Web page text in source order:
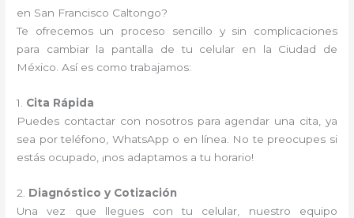
en San Francisco Caltongo?
Te ofrecemos un proceso sencillo y sin complicaciones
para cambiar la pantalla de tu celular en la Ciudad de
México. Así es como trabajamos:
1. Cita Rápida
Puedes contactar con nosotros para agendar una cita, ya
sea por teléfono, WhatsApp o en línea. No te preocupes si
estás ocupado, ¡nos adaptamos a tu horario!
2. Diagnóstico y Cotización
Una vez que llegues con tu celular, nuestro equipo